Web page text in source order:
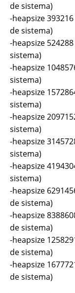
de sistema)
-heapsize
de sistema)
-heapsize
sistema)
-heapsize
sistema)
-heapsize
sistema)
-heapsize
sistema)
-heapsize
sistema)
-heapsize
sistema)
-heapsize
de sistema)
-heapsize
de sistema)
-heapsize
de sistema)
-heapsize
de sistema)